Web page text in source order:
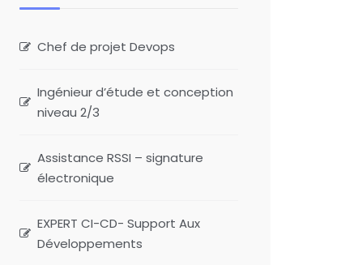
Chef de projet Devops
Ingénieur d’étude et conception
niveau 2/3
Assistance RSSI – signature
électronique
EXPERT CI-CD- Support Aux
Développements